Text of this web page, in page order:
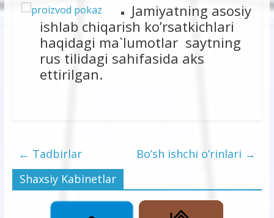
Jamiyatning asosiy
ishlab chiqarish ko’rsatkichlari
haqidagi ma`lumotlar saytning
rus tilidagi sahifasida aks
ettirilgan.
← Tadbirlar Bo’sh ishchi o’rinlari →
Shaxsiy Kabinetlar